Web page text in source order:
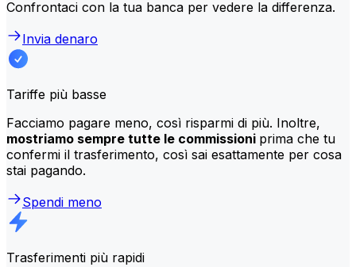
Confrontaci con la tua banca per vedere la differenza.
Invia denaro
Tariffe più basse
Facciamo pagare meno, così risparmi di più. Inoltre,
mostriamo sempre tutte le commissioni prima che tu
confermi il trasferimento, così sai esattamente per cosa
stai pagando.
Spendi meno
Trasferimenti più rapidi